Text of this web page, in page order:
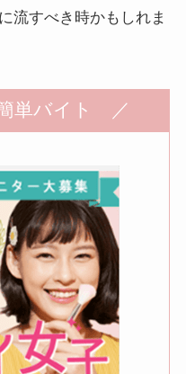
流すべき時かもしれま
単バイト ／